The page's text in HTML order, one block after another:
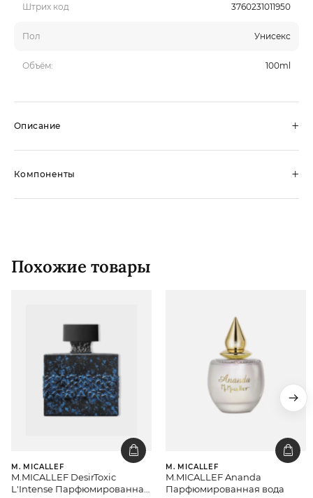
Штрих код 3760231011950
Пол Унисекс
Объём: 100ml
Описание +
Компоненты +
Похожие товары
M. MICALLEF
M.MICALLEF DesirToxic
L'Intense Парфюмированная
M. MICALLEF
M.MICALLEF Ananda
Парфюмированная вода